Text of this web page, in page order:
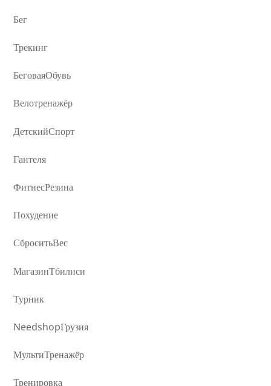
Бег
Трекинг
БеговаяОбувь
Велотренажёр
ДетскийСпорт
Гантеля
ФитнесРезина
Похудение
СброситьВес
МагазинТбилиси
Турник
NeedshopГрузия
МультиТренажёр
Тренировка